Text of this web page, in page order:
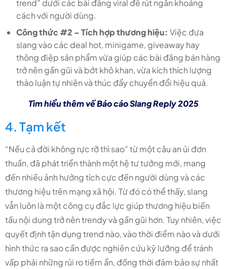
trend” dưới các bài đăng viral để rút ngắn khoảng
cách với người dùng.
Công thức #2 – Tích hợp thương hiệu: Việc đưa
slang vào các deal hot, minigame, giveaway hay
thông điệp sản phẩm vừa giúp các bài đăng bán hàng
trở nên gần gũi và bớt khô khan, vừa kích thích lượng
thảo luận tự nhiên và thúc đẩy chuyển đổi hiệu quả.
Tìm hiểuthêm về Báo cáo Slang Reply 2025
4. Tạm kết
“Nếu cả đời không rực rỡ thì sao” từ một câu an ủi đơn
thuần, đã phát triển thành một hệ tư tưởng mới, mang
đến nhiều ảnh hưởng tích cực đến người dùng và các
thương hiệu trên mạng xã hội. Từ đó có thể thấy, slang
vẫn luôn là một công cụ đắc lực giúp thương hiệu biến
tấu nội dung trở nên trendy và gần gũi hơn. Tuy nhiên, việc
quyết định tận dụng trend nào, vào thời điểm nào và dưới
hình thức ra sao cần được nghiên cứu kỹ lưỡng để tránh
vấp phải những rủi ro tiềm ẩn, đồng thời đảm bảo sự nhất